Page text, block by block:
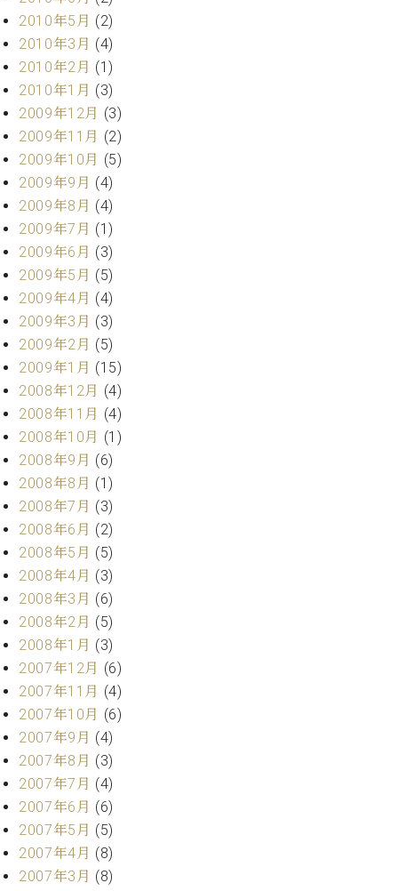
2010年5月 (2)
2010年3月 (4)
2010年2月 (1)
2010年1月 (3)
2009年12月 (3)
2009年11月 (2)
2009年10月 (5)
2009年9月 (4)
2009年8月 (4)
2009年7月 (1)
2009年6月 (3)
2009年5月 (5)
2009年4月 (4)
2009年3月 (3)
2009年2月 (5)
2009年1月 (15)
2008年12月 (4)
2008年11月 (4)
2008年10月 (1)
2008年9月 (6)
2008年8月 (1)
2008年7月 (3)
2008年6月 (2)
2008年5月 (5)
2008年4月 (3)
2008年3月 (6)
2008年2月 (5)
2008年1月 (3)
2007年12月 (6)
2007年11月 (4)
2007年10月 (6)
2007年9月 (4)
2007年8月 (3)
2007年7月 (4)
2007年6月 (6)
2007年5月 (5)
2007年4月 (8)
2007年3月 (8)